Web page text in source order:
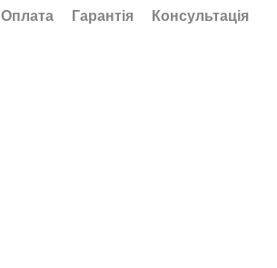
Оплата Гарантія Консультація